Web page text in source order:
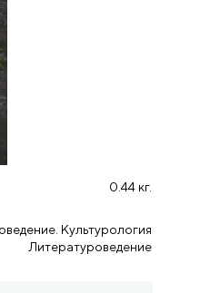
0.44 кг.
Культурология
Литературоведение